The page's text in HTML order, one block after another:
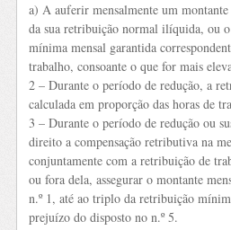
a) A auferir mensalmente um
da sua retribuição normal ilíquida, ou
mínima mensal garantida
trabalho, consoante o que for mais
2 – Durante o período de redução, a
calculada em proporção das horas de
3 – Durante o período de redução ou
direito a compensação retributiva na
conjuntamente com a retribuição de
ou fora dela, assegurar o montante
n.º 1, até ao triplo da retribuição
prejuízo do disposto no n.º 5.